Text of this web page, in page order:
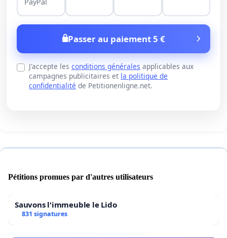
Passer au paiement 5 €
J'accepte les conditions générales applicables aux
campagnes publicitaires et la politique de
confidentialité de Petitionenligne.net.
Pétitions promues par d'autres utilisateurs
Sauvons l'immeuble le Lido
831 signatures